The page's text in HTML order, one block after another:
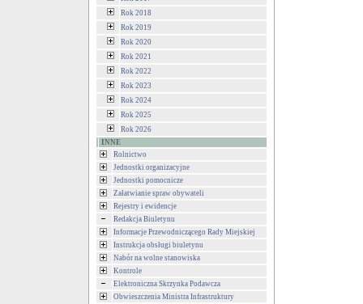
Rok 2018
Rok 2019
Rok 2020
Rok 2021
Rok 2022
Rok 2023
Rok 2024
Rok 2025
Rok 2026
INNE
Rolnictwo
Jednostki organizacyjne
Jednostki pomocnicze
Załatwianie spraw obywateli
Rejestry i ewidencje
Redakcja Biuletynu
Informacje Przewodniczącego Rady Miejskiej
Instrukcja obsługi biuletynu
Nabór na wolne stanowiska
Kontrole
Elektroniczna Skrzynka Podawcza
Obwieszczenia Ministra Infrastruktury